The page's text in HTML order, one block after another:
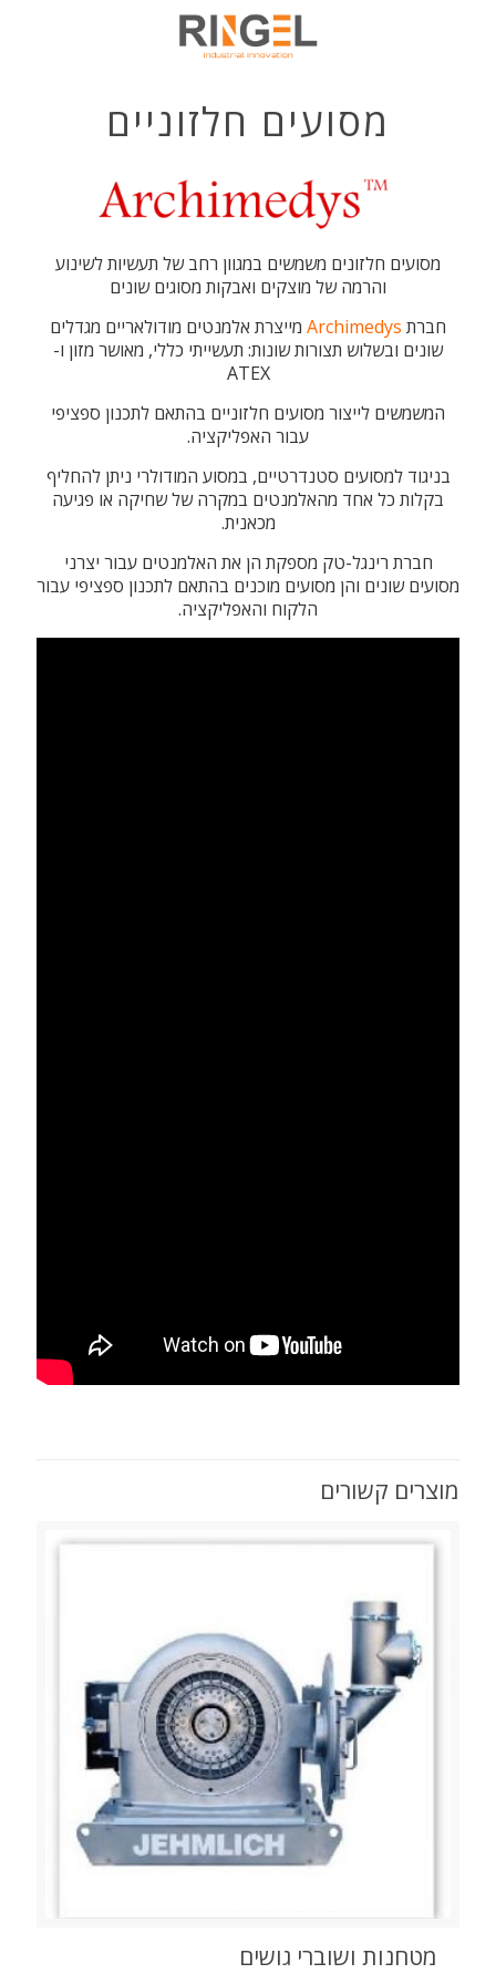
מסועים חלזוניים
מסועים חלזונים משמשים במגוון רחב של תעשיות לשינוע
והרמה של מוצקים ואבקות מסוגים שונים
חברת Archimedys מייצרת אלמנטים מודולאריים מגדלים
שונים ובשלוש תצורות שונות: תעשייתי כללי, מאושר מזון ו-
ATEX
המשמשים לייצור מסועים חלזוניים בהתאם לתכנון ספציפי
עבור האפליקציה.
בניגוד למסועים סטנדרטיים, במסוע המודולרי ניתן להחליף
בקלות כל אחד מהאלמנטים במקרה של שחיקה או פגיעה
מכאנית.
חברת רינגל-טק מספקת הן את האלמנטים עבור יצרני
מסועים שונים והן מסועים מוכנים בהתאם לתכנון ספציפי עבור
הלקוח והאפליקציה.
מוצרים קשורים
מטחנות ושוברי גושים